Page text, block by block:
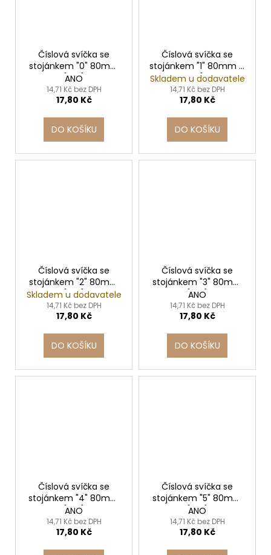
Číslová svíčka se
stojánkem "0" 80mm
[1 ks]
ANO
14,71 Kč bez DPH
17,80 Kč
DO KOŠÍKU
Číslová svíčka se
stojánkem "1" 80mm [1
ks]
Skladem u dodavatele
14,71 Kč bez DPH
17,80 Kč
DO KOŠÍKU
Číslová svíčka se
stojánkem "2" 80mm
[1 ks]
Skladem u dodavatele
14,71 Kč bez DPH
17,80 Kč
DO KOŠÍKU
Číslová svíčka se
stojánkem "3" 80mm
[1 ks]
ANO
14,71 Kč bez DPH
17,80 Kč
DO KOŠÍKU
Číslová svíčka se
stojánkem "4" 80mm
[1 ks]
ANO
14,71 Kč bez DPH
17,80 Kč
Číslová svíčka se
stojánkem "5" 80mm
[1 ks]
ANO
14,71 Kč bez DPH
17,80 Kč